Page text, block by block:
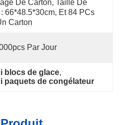
De Carton, Taille De
66*48.5*30cm, Et 84 PCs
Carton
Par Jour
blocs de glace,
paquets de congélateur